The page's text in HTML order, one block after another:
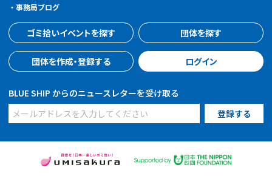
事務局ブログ
ゴミ拾いイベントを探す 団体を探す
団体を作成・登録する ログイン
BLUE SHIP からのニュースレターを受け取る